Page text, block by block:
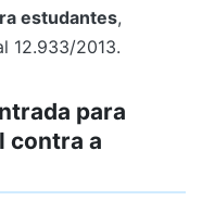
estudantes,
12.933/2013.
para
contra a